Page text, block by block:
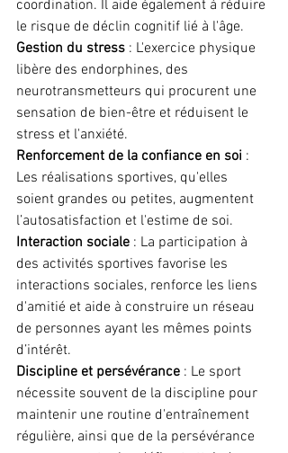
coordination. Il aide également à réduire
le risque de déclin cognitif lié à l'âge.
Gestion du stress : L'exercice physique
libère des endorphines, des
neurotransmetteurs qui procurent une
sensation de bien-être et réduisent le
stress et l'anxiété.
Renforcement de la confiance en soi :
Les réalisations sportives, qu'elles
soient grandes ou petites, augmentent
l’autosatisfaction et l'estime de soi.
Interaction sociale : La participation à
des activités sportives favorise les
interactions sociales, renforce les liens
d'amitié et aide à construire un réseau
de personnes ayant les mêmes points
d’intérêt.
Discipline et persévérance : Le sport
nécessite souvent de la discipline pour
maintenir une routine d'entraînement
régulière, ainsi que de la persévérance